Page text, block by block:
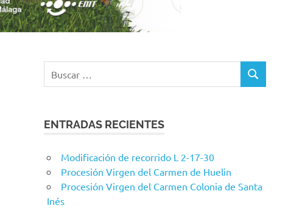
BUSCAR
ENTRADAS RECIENTES
Modificación de recorrido L 2-17-30
Procesión Virgen del Carmen de Huelin
Procesión Virgen del Carmen Colonia de Santa
Inés